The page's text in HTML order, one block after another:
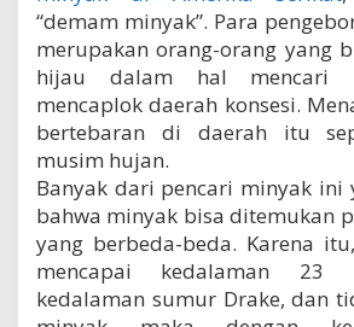
r
a
e
m
r
u
i
n
y
“demam minyak”. Para
merupakan orang-orang yang
hijau dalam hal mencari
mencaplok daerah konsesi.
bertebaran di daerah itu
musim hujan.
Banyak dari pencari minyak ini
bahwa minyak bisa ditemukan
yang berbeda-beda. Karena
mencapai kedalaman 23
kedalaman sumur Drake, dan